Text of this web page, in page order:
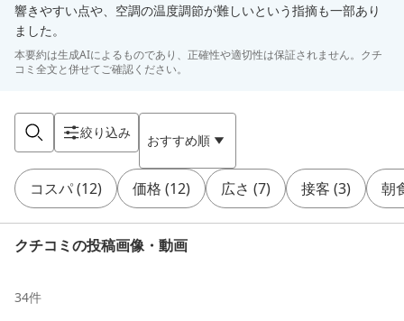
響きやすい点や、空調の温度調節が難しいという指摘も一部あり
ました。
本要約は生成AIによるものであり、正確性や適切性は保証されません。クチ
コミ全文と併せてご確認ください。
絞り込み おすすめ順
コスパ(12) 価格 (12) 広さ (7) 接客 (3) 朝
クチコミの投稿画像・動画
34件